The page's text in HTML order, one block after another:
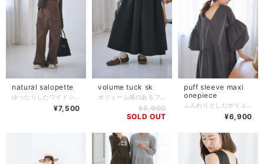
natural salopette
¥7,500
volume tuck sk
¥5,900
SOLD OUT
puff sleeve maxi
onepiece
¥6,900